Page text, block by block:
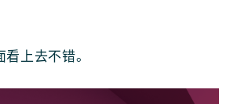
上去不错。